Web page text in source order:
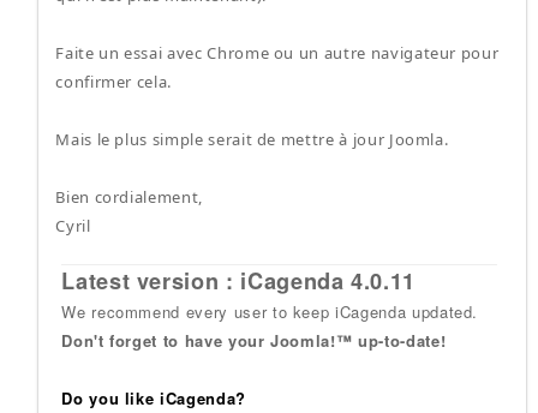
Faite un essai avec Chrome ou un autre navigateur pour
confirmer cela.
Mais le plus simple serait de mettre à jour Joomla.
Bien cordialement,
Cyril
Latest version : iCagenda 4.0.11
We recommend every user to keep iCagenda updated.
Don't forget to have your Joomla!™ up-to-date!
Do you like iCagenda?